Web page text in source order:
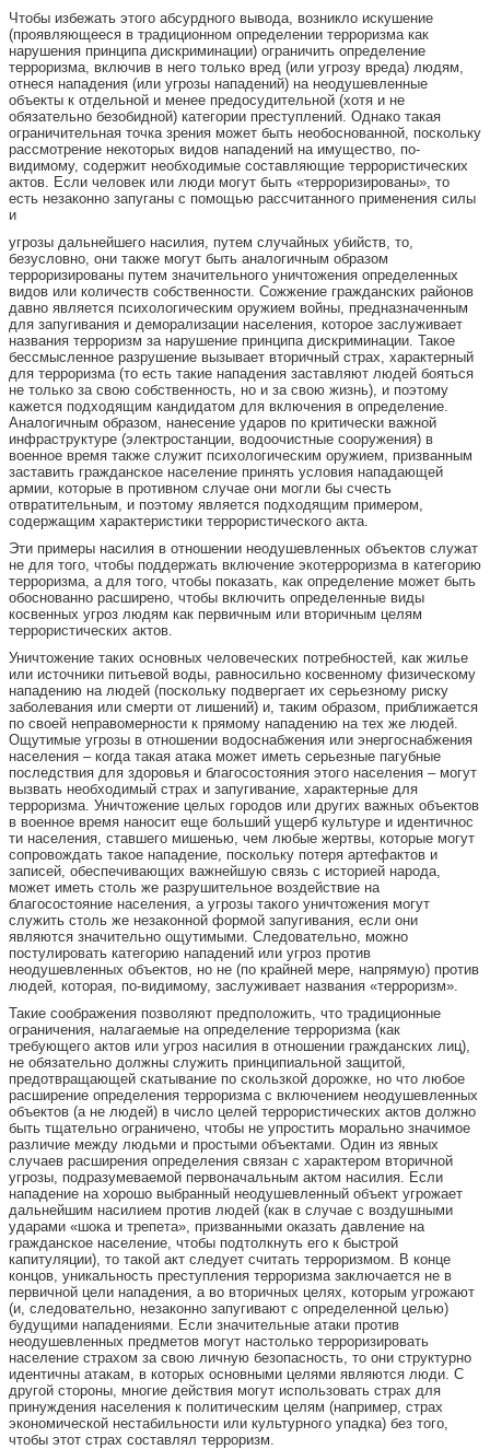
Чтобы избежать этого абсурдного вывода, возникло искушение
(проявляющееся в традиционном определении терроризма как
нарушения принципа дискриминации) ограничить определение
терроризма, включив в него только вред (или угрозу вреда) людям,
отнеся нападения (или угрозы нападений) на неодушевленные
объекты к отдельной и менее предосудительной (хотя и не
обязательно безобидной) категории преступлений. Однако такая
ограничительная точка зрения может быть необоснованной, поскольку
рассмотрение некоторых видов нападений на имущество, по-
видимому, содержит необходимые составляющие террористических
актов. Если человек или люди могут быть «терроризированы», то
есть незаконно запуганы с помощью рассчитанного применения силы
и
угрозы дальнейшего насилия, путем случайных убийств, то,
безусловно, они также могут быть аналогичным образом
терроризированы путем значительного уничтожения определенных
видов или количеств собственности. Сожжение гражданских районов
давно является психологическим оружием войны, предназначенным
для запугивания и деморализации населения, которое заслуживает
названия терроризм за нарушение принципа дискриминации. Такое
бессмысленное разрушение вызывает вторичный страх, характерный
для терроризма (то есть такие нападения заставляют людей бояться
не только за свою собственность, но и за свою жизнь), и поэтому
кажется подходящим кандидатом для включения в определение.
Аналогичным образом, нанесение ударов по критически важной
инфраструктуре (электростанции, водоочистные сооружения) в
военное время также служит психологическим оружием, призванным
заставить гражданское население принять условия нападающей
армии, которые в противном случае они могли бы счесть
отвратительным, и поэтому является подходящим примером,
содержащим характеристики террористического акта.
Эти примеры насилия в отношении неодушевленных объектов служат
не для того, чтобы поддержать включение экотерроризма в категорию
терроризма, а для того, чтобы показать, как определение может быть
обоснованно расширено, чтобы включить определенные виды
косвенных угроз людям как первичным или вторичным целям
террористических актов.
Уничтожение таких основных человеческих потребностей, как жилье
или источники питьевой воды, равносильно косвенному физическому
нападению на людей (поскольку подвергает их серьезному риску
заболевания или смерти от лишений) и, таким образом, приближается
по своей неправомерности к прямому нападению на тех же людей.
Ощутимые угрозы в отношении водоснабжения или энергоснабжения
населения – когда такая атака может иметь серьезные пагубные
последствия для здоровья и благосостояния этого населения – могут
вызвать необходимый страх и запугивание, характерные для
терроризма. Уничтожение целых городов или других важных объектов
в военное время наносит еще больший ущерб культуре и идентичнос
ти населения, ставшего мишенью, чем любые жертвы, которые могут
сопровождать такое нападение, поскольку потеря артефактов и
записей, обеспечивающих важнейшую связь с историей народа,
может иметь столь же разрушительное воздействие на
благосостояние населения, а угрозы такого уничтожения могут
служить столь же незаконной формой запугивания, если они
являются значительно ощутимыми. Следовательно, можно
постулировать категорию нападений или угроз против
неодушевленных объектов, но не (по крайней мере, напрямую) против
людей, которая, по-видимому, заслуживает названия «терроризм».
Такие соображения позволяют предположить, что традиционные
ограничения, налагаемые на определение терроризма (как
требующего актов или угроз насилия в отношении гражданских лиц),
не обязательно должны служить принципиальной защитой,
предотвращающей скатывание по скользкой дорожке, но что любое
расширение определения терроризма с включением неодушевленных
объектов (а не людей) в число целей террористических актов должно
быть тщательно ограничено, чтобы не упростить морально значимое
различие между людьми и простыми объектами. Один из явных
случаев расширения определения связан с характером вторичной
угрозы, подразумеваемой первоначальным актом насилия. Если
нападение на хорошо выбранный неодушевленный объект угрожает
дальнейшим насилием против людей (как в случае с воздушными
ударами «шока и трепета», призванными оказать давление на
гражданское население, чтобы подтолкнуть его к быстрой
капитуляции), то такой акт следует считать терроризмом. В конце
концов, уникальность преступления терроризма заключается не в
первичной цели нападения, а во вторичных целях, которым угрожают
(и, следовательно, незаконно запугивают с определенной целью)
будущими нападениями. Если значительные атаки против
неодушевленных предметов могут настолько терроризировать
население страхом за свою личную безопасность, то они структурно
идентичны атакам, в которых основными целями являются люди. С
другой стороны, многие действия могут использовать страх для
принуждения населения к политическим целям (например, страх
экономической нестабильности или культурного упадка) без того,
чтобы этот страх составлял терроризм.